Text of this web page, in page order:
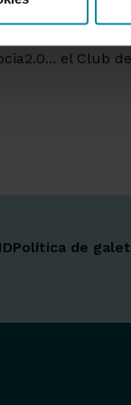
per a
el Club
Política de